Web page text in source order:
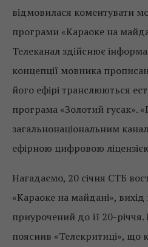
відмовилася коментувати
програми «Караоке на
Телеканал здійснює
концепції мовника
його ефірі транслюються
програма «Золотий гусак».
загальнонаціональним
ефірною цифровою
Нагадаємо, 20 січня СТБ
«Караоке на майдані»,
приурочений до її 20-
пояснив «Телекритиці», що